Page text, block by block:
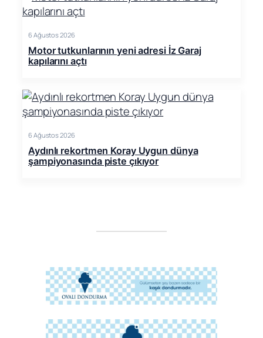
6 Ağustos 2026
Motor tutkunlarının yeni adresi İz Garaj
kapılarını açtı
6 Ağustos 2026
Aydınlı rekortmen Koray Uygun dünya
şampiyonasında piste çıkıyor